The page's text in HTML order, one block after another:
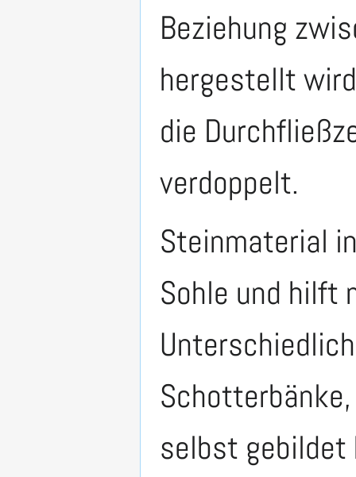
Beziehung
hergestellt
die
verdoppelt.
Steinmaterial
Sohle und hilft
selbst gebildet